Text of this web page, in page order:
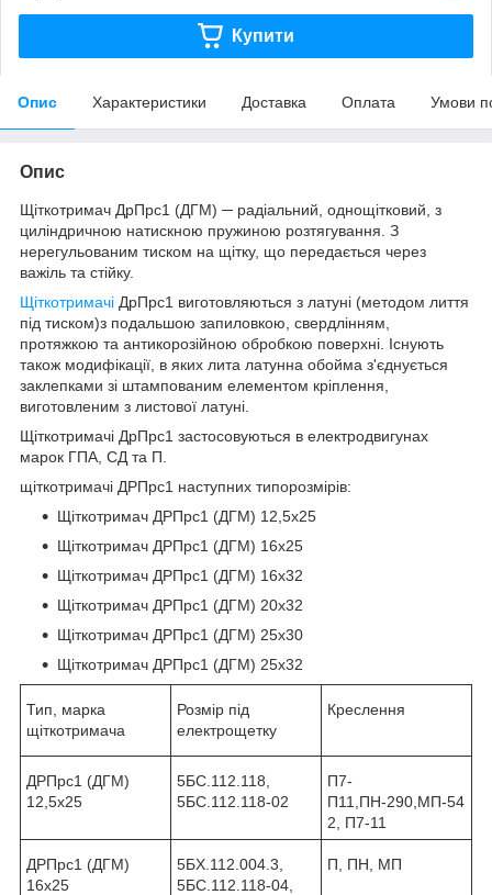
Купити
Опис Характеристики Доставка Оплата Умови
Опис
Щіткотримач ДрПрс1 (ДГМ) ─ радіальний, однощітковий, з
циліндричною натискною пружиною розтягування. З
нерегульованим тиском на щітку, що передається через
важіль та стійку.
Щіткотримачі ДрПрс1 виготовляються з латуні (методом лиття
під тиском)з подальшою запиловкою, свердлінням,
протяжкою та антикорозійною обробкою поверхні. Існують
також модифікації, в яких лита латунна обойма з'єднується
заклепками зі штампованим елементом кріплення,
виготовленим з листової латуні.
Щіткотримачі ДрПрс1 застосовуються в електродвигунах
марок ГПА, СД та П.
щіткотримачі ДРПрс1 наступних типорозмірів:
Щіткотримач ДРПрс1 (ДГМ) 12,5x25
Щіткотримач ДРПрс1 (ДГМ) 16x25
Щіткотримач ДРПрс1 (ДГМ) 16x32
Щіткотримач ДРПрс1 (ДГМ) 20x32
Щіткотримач ДРПрс1 (ДГМ) 25x30
Щіткотримач ДРПрс1 (ДГМ) 25x32
Тип, марка
щіткотримача
Розмір під
електрощетку
Креслення
ДРПрс1 (ДГМ)
12,5х25
5БС.112.118,
5БС.112.118-02
П7-
П11,ПН-290,МП-54
2, П7-11
ДРПрс1 (ДГМ)
16х25
5БХ.112.004.3,
5БС.112.118-04,
П, ПН, МП